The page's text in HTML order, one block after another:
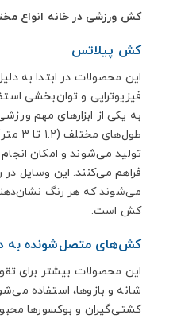
کش ورزشی در خانه انواع
کش پیلاتس
این محصولات در ابتدا به
فیزیوتراپی و توان‌بخشی
به یکی از ابزارهای مهم
تولید می‌شوند و امکان
فراهم می‌کنند. این وسایل
می‌شوند که هر رنگ
کش است.
کش‌های متصل‌شونده به
این محصولات بیشتر برای
شانه و بازوها، استفاده
کشتی‌گیران و بوکسورها